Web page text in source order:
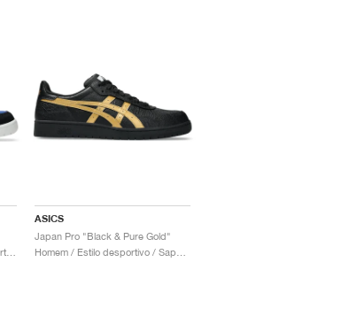
Homem & Mulher / Estilo desportivo / Sapatos
ASICS
Japan Pro "Black & Pure Gold"